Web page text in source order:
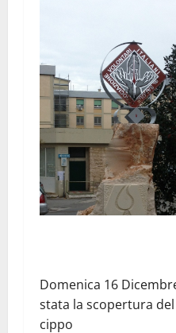
Domenica 16
stata la scopertura del
cippo